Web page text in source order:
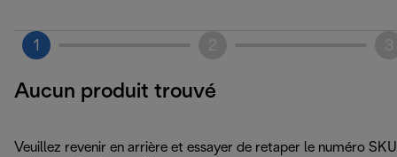
1
Aucun produit trouvé
Veuillez revenir en arrière et essayer de retaper le numéro SKU